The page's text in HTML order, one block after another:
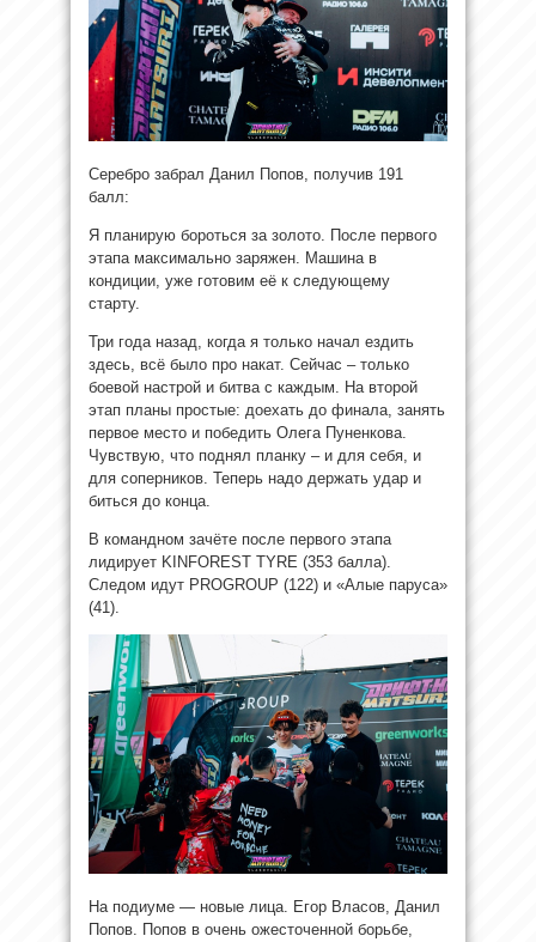
Серебро забрал Данил Попов, получив 191
балл:
Я планирую бороться за золото. После первого
этапа максимально заряжен. Машина в
кондиции, уже готовим её к следующему
старту.
Три года назад, когда я только начал ездить
здесь, всё было про накат. Сейчас – только
боевой настрой и битва с каждым. На второй
этап планы простые: доехать до финала, занять
первое место и победить Олега Пуненкова.
Чувствую, что поднял планку – и для себя, и
для соперников. Теперь надо держать удар и
биться до конца.
В командном зачёте после первого этапа
лидирует KINFOREST TYRE (353 балла).
Следом идут PROGROUP (122) и «Алые паруса»
(41).
На подиуме — новые лица. Егор Власов, Данил
Попов. Попов в очень ожесточенной борьбе,